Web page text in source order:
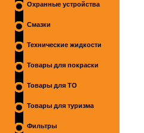
Охранные устройства
Смазки
Технические жидкости
Товары для покраски
Товары для ТО
Товары для туризма
Фильтры